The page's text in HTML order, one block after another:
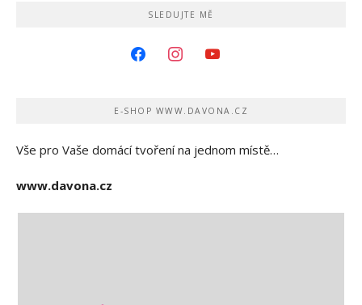
SLEDUJTE MĚ
facebookinstagramyoutube
E-SHOP WWW.DAVONA.CZ
Vše pro Vaše domácí tvoření na jednom místě…
www.davona.cz